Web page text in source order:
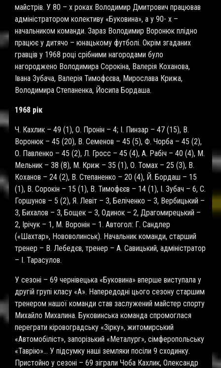
майстрів. У 80 – х роках Володимир Дмитрович працював
адміністратором колективу «Буковина», а у 90- х –
начальником команди. Зараз Володимир Воронюк плідно
працює у дитячо – юнацькому футболі. Окрім згаданих
гравців у 1968 році срібними нагородами було
нагороджено Володимира Сорокіна, Валерія Коханова,
Івана Зубача, Валерія Тимофєєва, Мирослава Крижа,
Володимира Степаненка, Йосипа Бордаша.
1968 рік
Ч. Кахлик – 49 (1), О. Пронін – 4; І. Пинзар – 47 (15), В.
Воронюк – 45 (20), В. Семенов – 45 (5), Ф. Чорба – 45 (2),
О. Павленко – 45 (2), Л. Гросс – 45 (4), А. Рабіч – 40 (4), М.
Мельник – 38 (8), М. Криж – 35 (1), О. Томах – 25 (3), В.
Коханов – 24 (2), В. Степаненко – 20 (4), Й. Бордаш – 15
(1), В. Сорокін – 15 (1), В. Тимофєєв – 14 (1), І. Зубач – 6, С.
Горшунов – 5 (2), Я. Левіт – 3, Беліченко – 3, Вербицький –
3, Бихалов – 3, Бощек – 3, Одинок – 2, Драгомирецький –
2, Ірічук – 1, М. Воронін – 1. Автогол: Г. Сандлер
(«Шахтар», Нововолинськ). Начальник команди, старший
тренер – В. Лебедєв, тренер – А. Савицький, адміністратор
– І. Тарасулов.
У сезоні – 69 чернівецька «Буковина» вперше виступала у
другій групі класу «А». Напередодні цього сезону старшим
тренером нашої команди став заслужений майстер спорту
Михайло Михалина. Буковинська команда спромоглася
переграти кіровоградську «Зірку», житомирський
«Автомобіліст», запорізький «Металург», сімферопольську
«Таврію»… У підсумку наші земляки посіли 9 сходинку.
Пристойно у сезоні – 69 зіграли Чоба Кахлик, Олександр